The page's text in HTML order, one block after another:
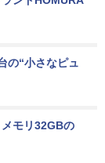
の“小さなピュ
モリ32GBの